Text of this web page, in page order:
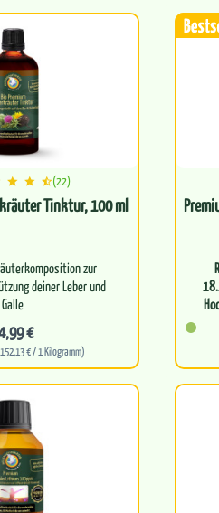
(22)
Tinktur, 100 ml
zur
deiner Leber und
Galle
natürliche…
€
€ / 1 Kilogramm)